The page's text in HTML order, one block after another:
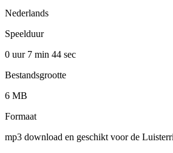
Nederlands
Speelduur
0 uur 7 min 44 sec
Bestandsgrootte
6 MB
Formaat
mp3 download en geschikt voor de